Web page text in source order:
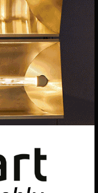
2026 - web design and
experiencia en
o